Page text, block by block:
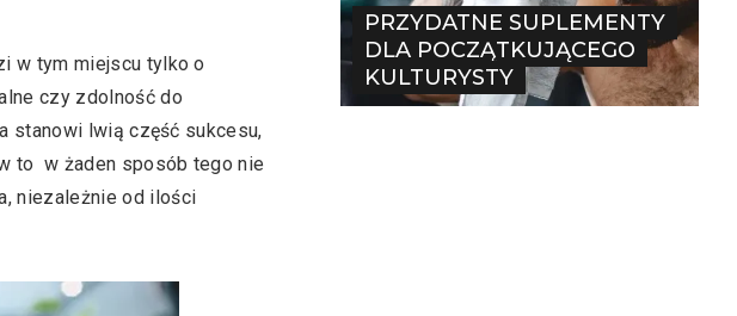
w tym miejscu tylko o
czy zdolność do
stanowi lwią część sukcesu,
to w żaden sposób tego nie
niezależnie od ilości
PRZYDATNE SUPLEMENTY
DLA POCZĄTKUJĄCEGO
KULTURYSTY